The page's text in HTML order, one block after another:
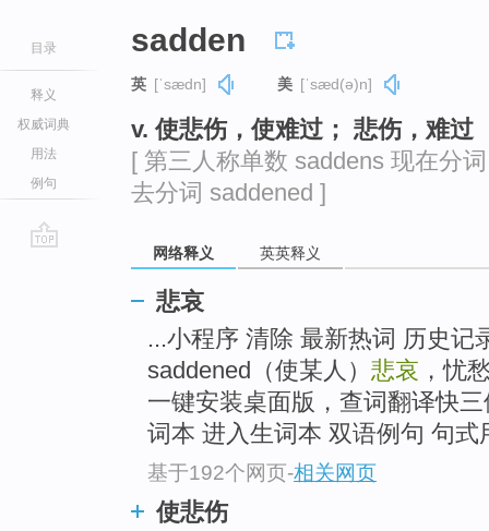
目录
释义
权威词典
用法
例句
sadden
英 [ˈsædn] 美 [ˈsæd(ə)n]
v. 使悲伤，使难过； 悲伤，难过
[ 第三人称单数 saddens 现在分
去分词 saddened ]
网络释义 英英释义
悲哀
...小程序 清除 最新热词 历史记
saddened（使某人） 悲哀 ，忧
一键安装桌面版，查词翻译快
词本 进入生词本 双语例句 句式
基于192个网页-相关网页
使悲伤